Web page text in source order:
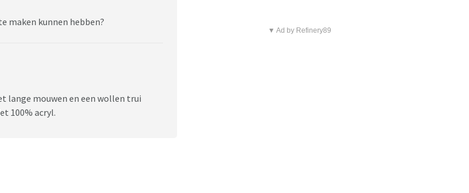
maken kunnen hebben?
lange mouwen en een wollen trui
100% acryl.
▼ Ad by Refinery89